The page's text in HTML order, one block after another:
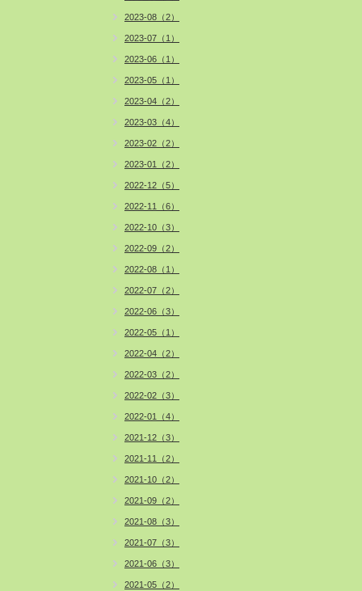
2023-08（2）
2023-07（1）
2023-06（1）
2023-05（1）
2023-04（2）
2023-03（4）
2023-02（2）
2023-01（2）
2022-12（5）
2022-11（6）
2022-10（3）
2022-09（2）
2022-08（1）
2022-07（2）
2022-06（3）
2022-05（1）
2022-04（2）
2022-03（2）
2022-02（3）
2022-01（4）
2021-12（3）
2021-11（2）
2021-10（2）
2021-09（2）
2021-08（3）
2021-07（3）
2021-06（3）
2021-05（2）